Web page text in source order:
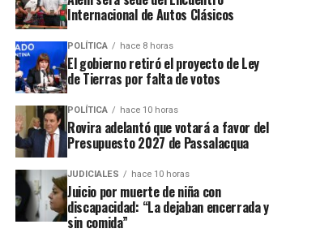
Internacional de Autos Clásicos
POLÍTICA hace 8 horas
El gobierno retiró el proyecto de Ley
de Tierras por falta de votos
POLÍTICA hace 10 horas
Rovira adelantó que votará a favor del
Presupuesto 2027 de Passalacqua
JUDICIALES hace 10 horas
Juicio por muerte de niña con
discapacidad: “La dejaban encerrada y
sin comida”